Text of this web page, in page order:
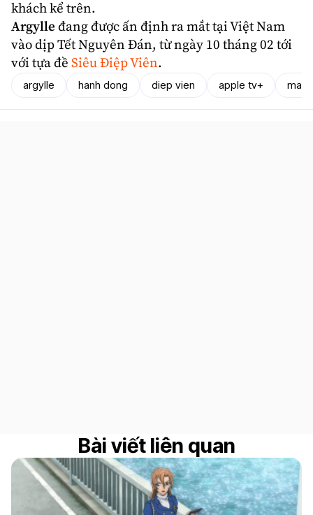
khách kể trên.
Argylle đang được ấn định ra mắt tại Việt Nam
vào dịp Tết Nguyên Đán, từ ngày 10 tháng 02 tới
với tựa đề Siêu Điệp Viên.
argylle hanh dong diep vien apple tv+
Bài viết liên quan